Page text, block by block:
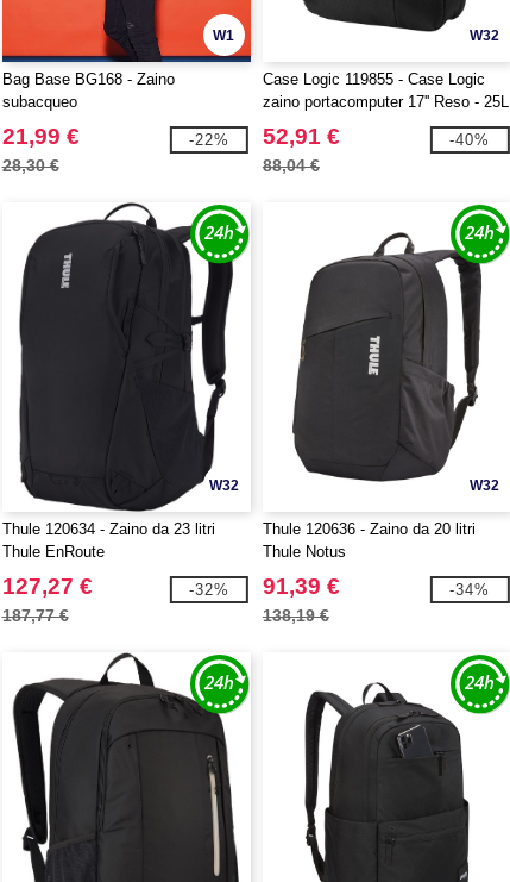
W1
Bag Base BG168 - Zaino
subacqueo
21,99 €
28,30 €
-22%
W32
Case Logic 119855 - Case Logic
zaino portacomputer 17'' Reso - 25L
52,91 €
88,04 €
-40%
W32
Thule 120634 - Zaino da 23 litri
Thule EnRoute
127,27 €
187,77 €
-32%
W32
Thule 120636 - Zaino da 20 litri
Thule Notus
91,39 €
138,19 €
-34%